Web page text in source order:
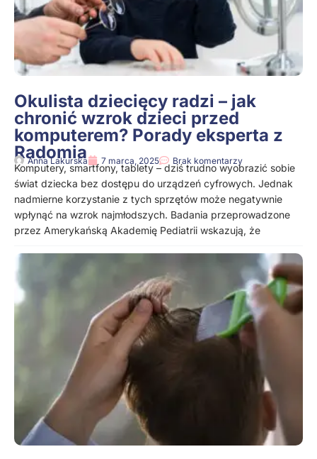
Okulista dziecięcy radzi – jak
chronić wzrok dzieci przed
komputerem? Porady eksperta z
Radomia
Anna Lakurska 7 marca, 2025 Brak komentarzy
Komputery, smartfony, tablety – dziś trudno wyobrazić sobie
świat dziecka bez dostępu do urządzeń cyfrowych. Jednak
nadmierne korzystanie z tych sprzętów może negatywnie
wpłynąć na wzrok najmłodszych. Badania przeprowadzone
przez Amerykańską Akademię Pediatrii wskazują, że